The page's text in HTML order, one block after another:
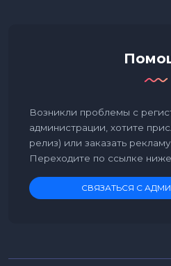
Возникли проблемы с
администрации, хотите
релиз) или заказать
Переходите по ссылке ниже
СВЯЗАТЬСЯ С